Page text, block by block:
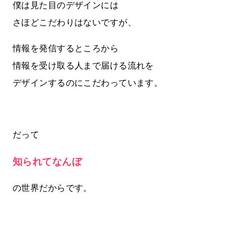
僕は見た目のデザインには
さほどこだわりはないですが、
情報を発信するところから
情報を受け取る人まで届ける流れを
デザインするのにこだわっています。
だって
知られてなんぼ
の世界だからです。